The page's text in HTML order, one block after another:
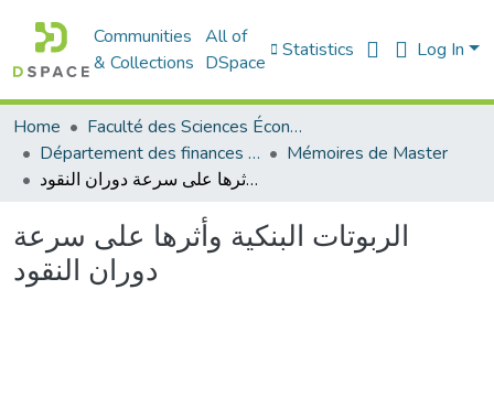
Communities
& Collections
All of
DSpace
Statistics Log In
Home
Faculté des Sciences Économiques Commerciales et des Sciences de Gestion
Département des finances et de comptabilité
Mémoires de Master
الربوتات البنكية وأثرها على سرعة دوران النقود
الربوتات البنكية وأثرها على سرعة
دوران النقود